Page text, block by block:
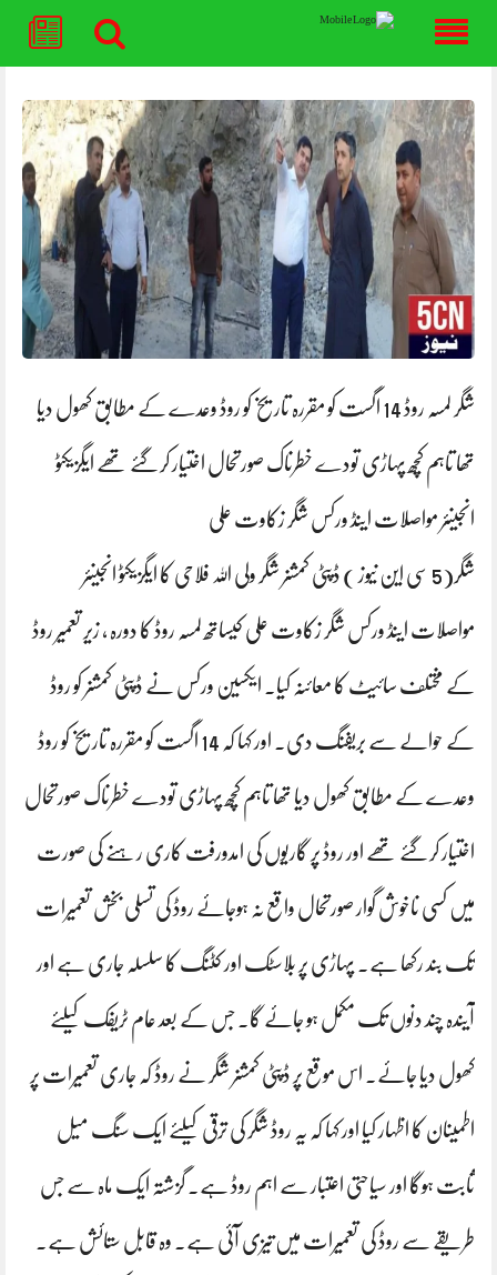
content
شگر لمسہ روڈ 14 اگست کو مقررہ تاریخ کو روڈ وعدے کے مطابق کھول دیا
تھا تاہم کچھ پہاڑی تودے خطرناک صورتحال اختیار کرگئے تھے ایگزیکٹو
انجینئر مواصلات اینڈ ورکس شگر زکاوت علی
شگر(5 سی این نیوز ) ڈپٹی کمشنر شگر ولی اللہ فلاحی کا ایگزیکٹو انجینئر
مواصلات اینڈ ورکس شگر زکاوت علی کیساتھ لمسہ روڈ کا دورہ ، زیر تعمیر روڈ
کے مختلف سائیٹ کا معائنہ کیا۔ ایکسین ورکس نے ڈپٹی کمشنر کو روڈ
کے حوالے سے بریفنگ دی۔ اور کہا کہ 14 اگست کو مقررہ تاریخ کو روڈ
وعدے کے مطابق کھول دیا تھا تاہم کچھ پہاڑی تودے خطرناک صورتحال
اختیار کرگئے تھے اور روڈ پر گاریوں کی امدورفت کاری رہنے کی صورت
میں کسی ناخوش گوار صورتحال واقع نہ ہوجائے روڈ کی تسلی بخش تعمیرات
تک بند رکھا ہے۔ پہاڑی پر بلاسٹک اور کٹنگ کا سلسلہ جاری ہے اور
آیندہ چند دنوں تک مکمل ہو جائے گا۔ جس کے بعد عام ٹریفک کیلئے
کھول دیا جائے۔ اس موقع پر ڈپٹی کمشنر شگر نے روڈ کہ جاری تعمیرات پر
اطمینان کا اظہار کیا اور کہا کہ یہ روڈ شگر کی ترقی کیلئے ایک سنگ میل
ثابت ہوگا اور سیاحتی اعتبار سے اہم روڈ ہے۔ گزشتہ ایک ماہ سے جس
طریقے سے روڈ کی تعمیرات میں تیزی آئی ہے۔ وہ قابل ستائش ہے۔